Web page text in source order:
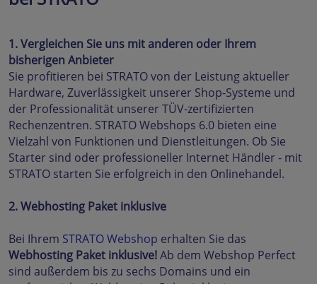
1. Vergleichen Sie uns mit anderen oder Ihrem
bisherigen Anbieter
Sie profitieren bei STRATO von der Leistung aktueller
Hardware, Zuverlässigkeit unserer Shop-Systeme und
der Professionalität unserer TÜV-zertifizierten
Rechenzentren. STRATO Webshops 6.0 bieten eine
Vielzahl von Funktionen und Dienstleitungen. Ob Sie
Starter sind oder professioneller Internet Händler - mit
STRATO starten Sie erfolgreich in den Onlinehandel.
2. Webhosting Paket inklusive
Bei Ihrem STRATO Webshop erhalten Sie das
Webhosting Paket inklusive!Ab dem Webshop Perfect
sind außerdem bis zu sechs Domains und ein